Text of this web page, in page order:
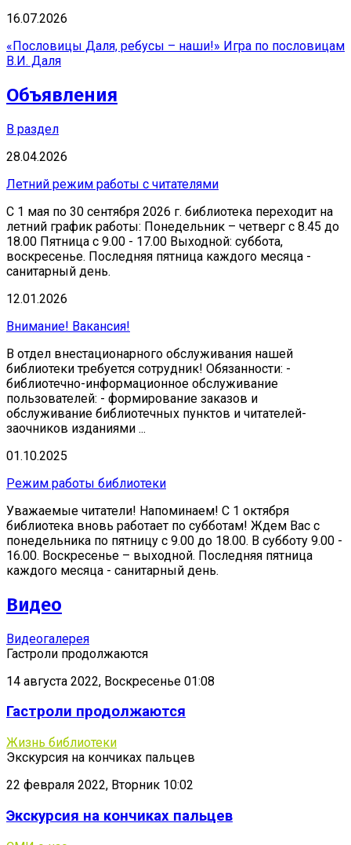
16.07.2026
«Пословицы Даля, ребусы – наши!» Игра по пословицам
В.И. Даля
Объявления
В раздел
28.04.2026
Летний режим работы с читателями
С 1 мая по 30 сентября 2026 г. библиотека переходит на
летний график работы: Понедельник – четверг с 8.45 до
18.00 Пятница с 9.00 - 17.00 Выходной: суббота,
воскресенье. Последняя пятница каждого месяца -
санитарный день.
12.01.2026
Внимание! Вакансия!
В отдел внестационарного обслуживания нашей
библиотеки требуется сотрудник! Обязанности: -
библиотечно-информационное обслуживание
пользователей: - формирование заказов и
обслуживание библиотечных пунктов и читателей-
заочников изданиями ...
01.10.2025
Режим работы библиотеки
Уважаемые читатели! Напоминаем! С 1 октября
библиотека вновь работает по субботам! Ждем Вас с
понедельника по пятницу с 9.00 до 18.00. В субботу 9.00 -
16.00. Воскресенье – выходной. Последняя пятница
каждого месяца - санитарный день.
Видео
Видеогалерея
Гастроли продолжаются
14 августа 2022, Воскресенье 01:08
Гастроли продолжаются
Жизнь библиотеки
Экскурсия на кончиках пальцев
22 февраля 2022, Вторник 10:02
Экскурсия на кончиках пальцев